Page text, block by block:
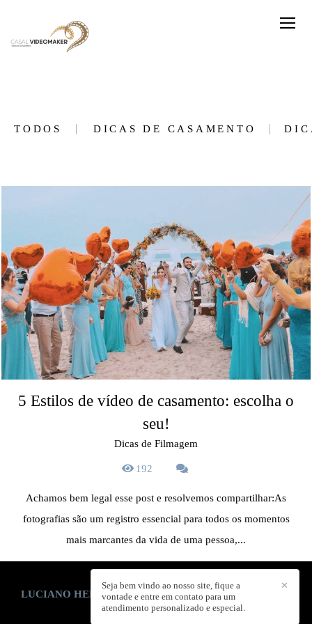
TODOS DICAS DE CASAMENTO
5 Estilos de vídeo de casamento: escolha o
seu!
Dicas de Filmagem
192
Achamos bem legal esse post e resolvemos compartilhar:As
fotografias são um registro essencial para todos os momentos
mais marcantes da vida de uma pessoa,...
LUCIANO HENRIQUE E ELIS FERNANDES
✕
Seja bem vindo ao nosso site, fique a
vontade e entre em contato para um
atendimento personalizado e especial.